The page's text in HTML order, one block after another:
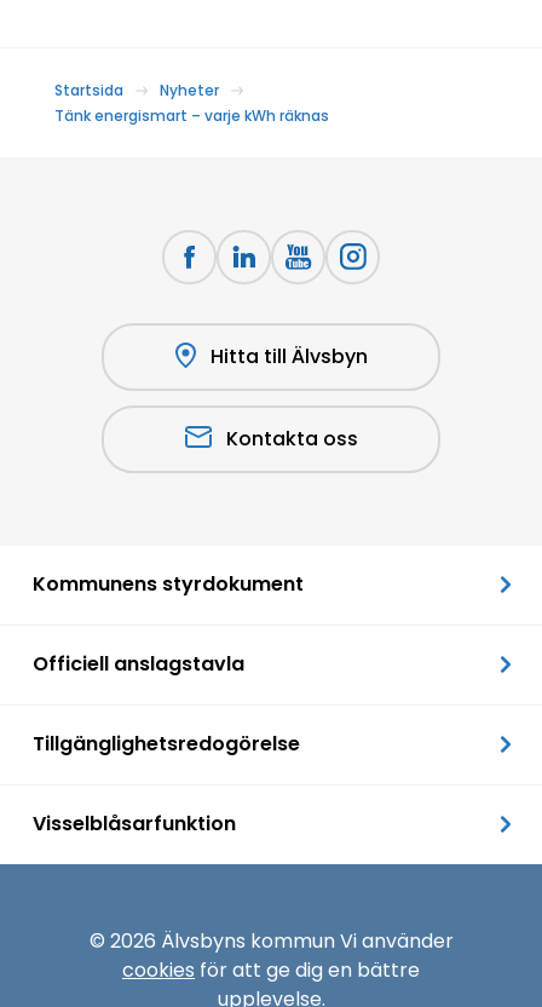
Startsida
Nyheter
Tänk energismart – varje kWh räknas
Hitta till Älvsbyn
Kontakta oss
Kommunens styrdokument
Officiell anslagstavla
Tillgänglighetsredogörelse
Visselblåsarfunktion
© 2026 Älvsbyns kommun Vi använder
cookies för att ge dig en bättre
upplevelse.